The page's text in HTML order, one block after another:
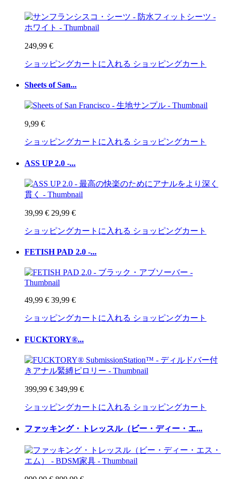
249,99 €
ショッピングカートに入れる ショッピングカート
Sheets of San...
9,99 €
ショッピングカートに入れる ショッピングカート
ASS UP 2.0 -...
39,99 € 29,99 €
ショッピングカートに入れる ショッピングカート
FETISH PAD 2.0 -...
49,99 € 39,99 €
ショッピングカートに入れる ショッピングカート
FUCKTORY®...
399,99 € 349,99 €
ショッピングカートに入れる ショッピングカート
ファッキング・トレッスル（ビー・ディー・エ...